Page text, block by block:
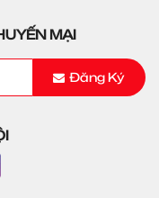
MẠI
Đăng Ký